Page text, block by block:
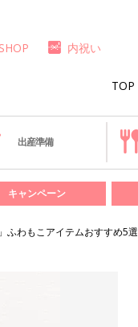
TOP
SHOP 内祝い
出産準備
キャンペーン
ふわもこアイテムおすすめ5選